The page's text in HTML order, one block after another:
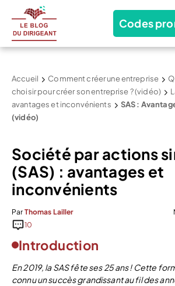
Codes
Accueil Comment créer une entreprise
choisir pour créer son entreprise ? (vidéo)
avantages et inconvénients
SAS :
(vidéo)
Société par actions
(SAS) : avantages et
inconvénients
Par Thomas Lailler
10
Introduction
En 2019, la SAS fête ses 25 ans ! Cette
connu un succès grandissant au fil des